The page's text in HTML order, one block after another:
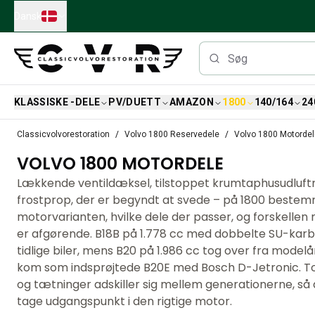
Skip to main content
KLASSISKE -DELE PV/DUETT AMAZON 1800 140/164
Volvo PV/Duett Reservedele
Volvo PV/Duett bremsesystem
Volvo PV/Duett Brændstof/udstødningssystem
Volvo PV/Duett Elektrisk udstyr
Volvo PV/Duett Forhjulsaffjedring
Volvo PV/Duett Interiørdele
Volvo PV/Duett Karrosseridele
Volvo PV/Duett Gearkasse/baghjulsaffjedring
Volvo PV/Duett Kølesystem
Volvo PV/Duett motordele
Classicvolvorestoration Volvo 1800 Reservedele Volvo 1800
VOLVO 1800 MOTORDELE
Lækkende ventildæksel, tilstoppet
frostprop, der er begyndt at svede – på 1800
motorvarianten, hvilke dele der passer, og forskellen
er afgørende. B18B på 1.778 cc med dobbelte SU-
tidlige biler, mens B20 på 1.986 cc tog over fra
kom som indsprøjtede B20E med Bosch D-Jetronic.
og tætninger adskiller sig mellem generationerne, så
tage udgangspunkt i den rigtige motor.